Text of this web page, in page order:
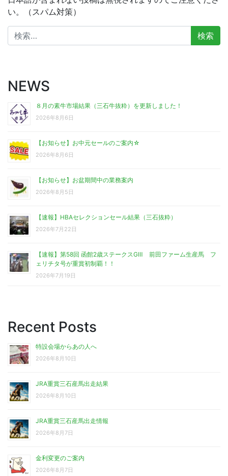
い。（スパム対策）
検
索:
NEWS
８月の素牛市場結果（三石牛抜粋）を更新しました！
2026年8月6日
【お知らせ】お中元セールのご案内☆
2026年8月6日
【お知らせ】お盆期間中の業務案内
2026年8月5日
【速報】HBAセレクションセール結果（三石抜粋）
2026年7月22日
【速報】第58回 函館2歳ステークスGⅢ 前田ファーム生産馬 フ
ェリチタ号が重賞初制覇！！
2026年7月19日
Recent Posts
特設会場からあの人へ
2026年8月10日
JRA重賞三石産馬出走結果
2026年8月10日
JRA重賞三石産馬出走情報
2026年8月7日
金利変更のご案内
2026年8月7日